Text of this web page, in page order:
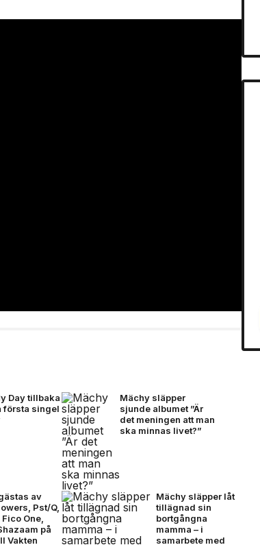
Day tillbaka
första singel
Mächy släpper
sjunde albumet ”Är
det meningen att man
ska minnas livet?”
av
Pst/Q,
One,
på
Vakten
Mächy släpper låt
tillägnad sin
bortgångna
mamma – i
samarbete med